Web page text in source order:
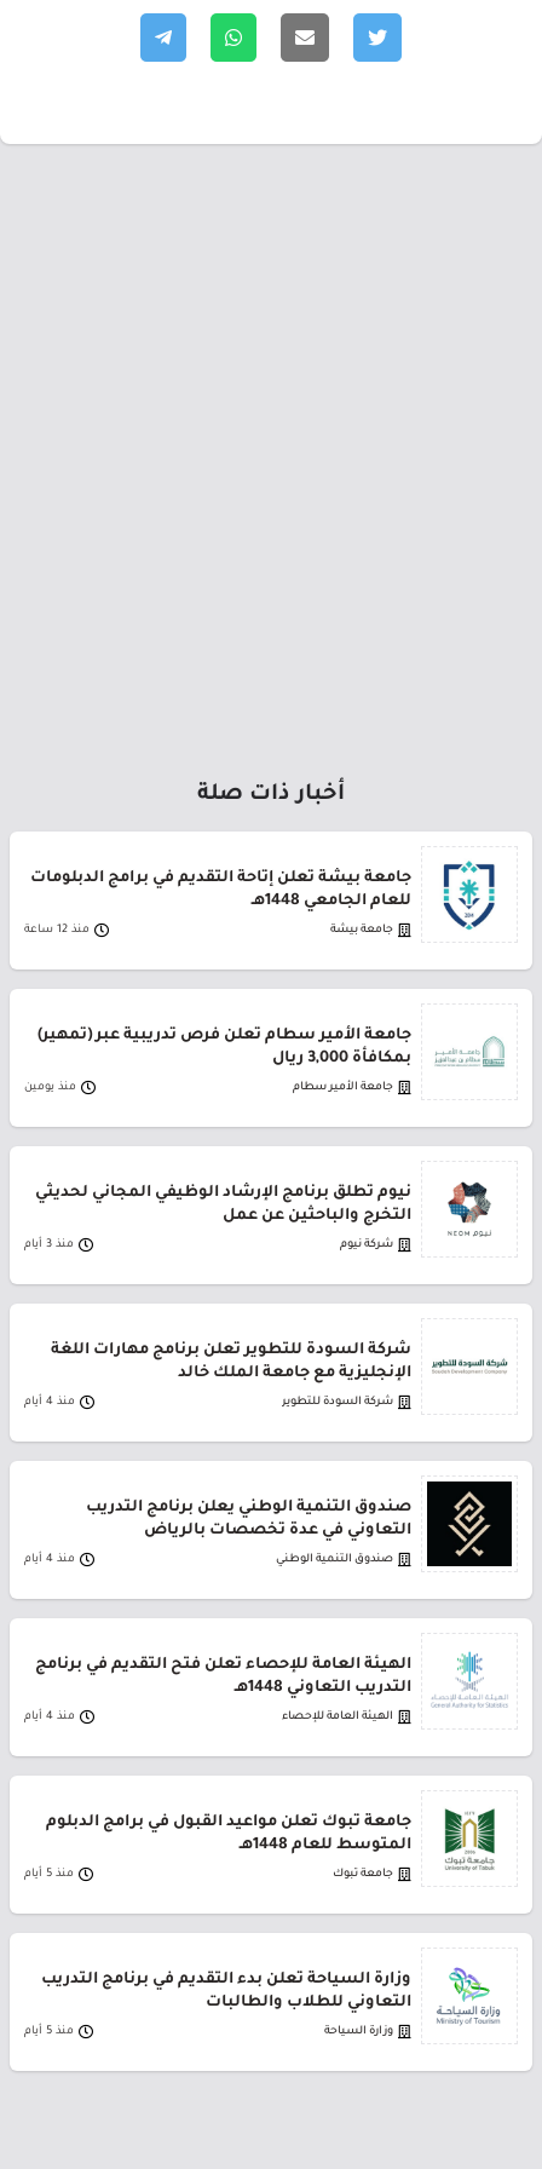
أخبار ذات صلة
جامعة بيشة تعلن إتاحة التقديم في برامج الدبلومات
للعام الجامعي 1448هـ
جامعة بيشة منذ 12 ساعة
جامعة الأمير سطام تعلن فرص تدريبية عبر (تمهير)
بمكافأة 3,000 ريال
جامعة الأمير سطام منذ يومين
نيوم تطلق برنامج الإرشاد الوظيفي المجاني لحديثي
التخرج والباحثين عن عمل
شركة نيوم منذ 3 أيام
شركة السودة للتطوير تعلن برنامج مهارات اللغة
الإنجليزية مع جامعة الملك خالد
شركة السودة للتطوير منذ 4 أيام
صندوق التنمية الوطني يعلن برنامج التدريب
التعاوني في عدة تخصصات بالرياض
صندوق التنمية الوطني منذ 4 أيام
الهيئة العامة للإحصاء تعلن فتح التقديم في برنامج
التدريب التعاوني 1448هـ
الهيئة العامة للإحصاء منذ 4 أيام
جامعة تبوك تعلن مواعيد القبول في برامج الدبلوم
المتوسط للعام 1448هـ
جامعة تبوك منذ 5 أيام
وزارة السياحة تعلن بدء التقديم في برنامج التدريب
التعاوني للطلاب والطالبات
وزارة السياحة منذ 5 أيام